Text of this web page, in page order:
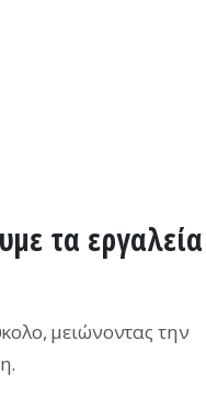
τα εργαλεία
μειώνοντας την